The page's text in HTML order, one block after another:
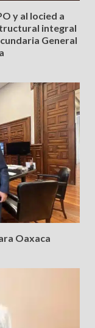
y al Iocied a
integral
General
Oaxaca